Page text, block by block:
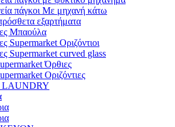
πάγκοι Με μηχανή κάτω
εξαρτήματα
Μπαούλα
Supermarket Οριζόντιοι
Supermarket curved glass
Όρθιες
Οριζόντιες